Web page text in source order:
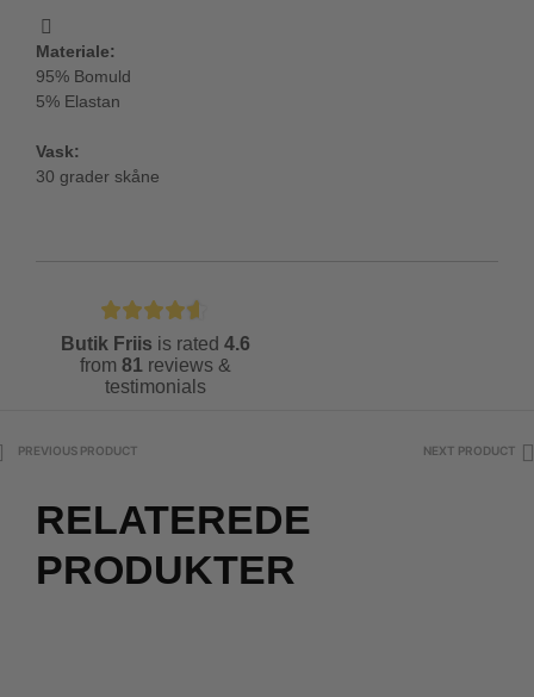
Materiale:
95% Bomuld
5% Elastan
Vask:
30 grader skåne
Butik Friis is rated 4.6
from 81 reviews &
testimonials
PREVIOUS PRODUCT NEXT PRODUCT
RELATEREDE
PRODUKTER